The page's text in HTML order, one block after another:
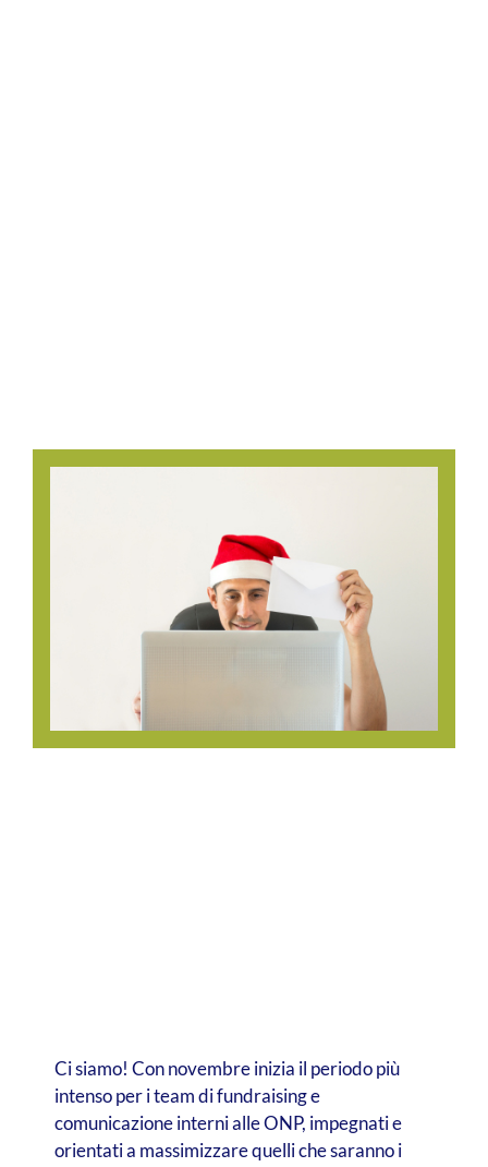
Ci siamo! Con novembre inizia il periodo più
intenso per i team di fundraising e
comunicazione interni alle ONP, impegnati e
orientati a massimizzare quelli che saranno i